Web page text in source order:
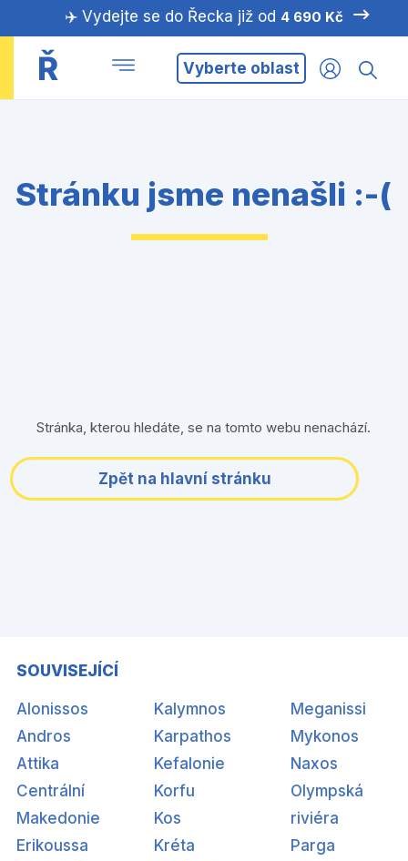
✈️ Vydejte se do Řecka již od 4 690 Kč
Ř Vyberte oblast
Stránku jsme nenašli :-(
Stránka, kterou hledáte, se na tomto webu nenachází.
Zpět na hlavní stránku
SOUVISEJÍCÍ
Alonissos
Andros
Attika
Centrální
Makedonie
Erikoussa
Kalymnos
Karpathos
Kefalonie
Korfu
Kos
Kréta
Meganissi
Mykonos
Naxos
Olympská
riviéra
Parga